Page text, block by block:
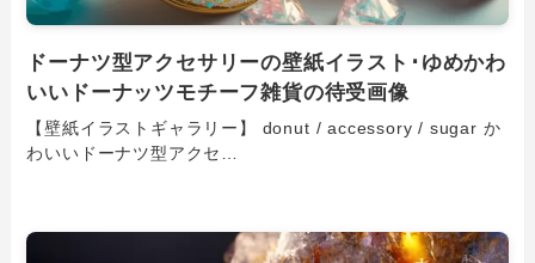
ドーナツ型アクセサリーの壁紙イラスト･ゆめかわ
いいドーナッツモチーフ雑貨の待受画像
【壁紙イラストギャラリー】 donut / accessory / sugar か
わいいドーナツ型アクセ…